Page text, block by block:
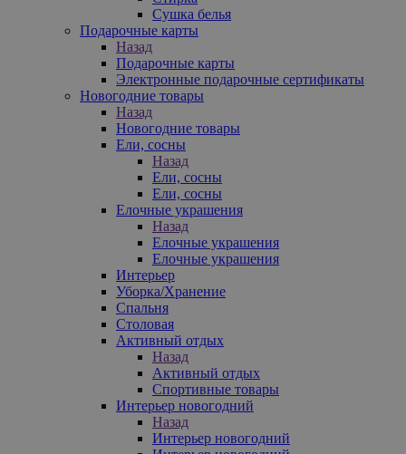
Сушка белья
Подарочные карты
Назад
Подарочные карты
Электронные подарочные сертификаты
Новогодние товары
Назад
Новогодние товары
Ели, сосны
Назад
Ели, сосны
Ели, сосны
Елочные украшения
Назад
Елочные украшения
Елочные украшения
Интерьер
Уборка/Хранение
Спальня
Столовая
Активный отдых
Назад
Активный отдых
Спортивные товары
Интерьер новогодний
Назад
Интерьер новогодний